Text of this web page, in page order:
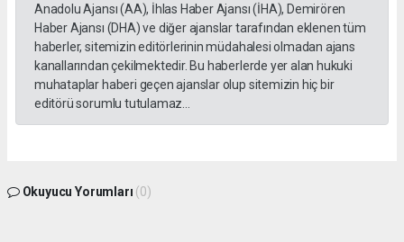
Anadolu Ajansı (AA), İhlas Haber Ajansı (İHA), Demirören
Haber Ajansı (DHA) ve diğer ajanslar tarafından eklenen tüm
haberler, sitemizin editörlerinin müdahalesi olmadan ajans
kanallarından çekilmektedir. Bu haberlerde yer alan hukuki
muhataplar haberi geçen ajanslar olup sitemizin hiç bir
editörü sorumlu tutulamaz...
Okuyucu Yorumları (0)